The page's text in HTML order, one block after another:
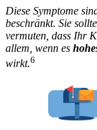
Diese Symptome
beschränkt. Sie
vermuten, dass Ihr
allem, wenn es
wirkt.6